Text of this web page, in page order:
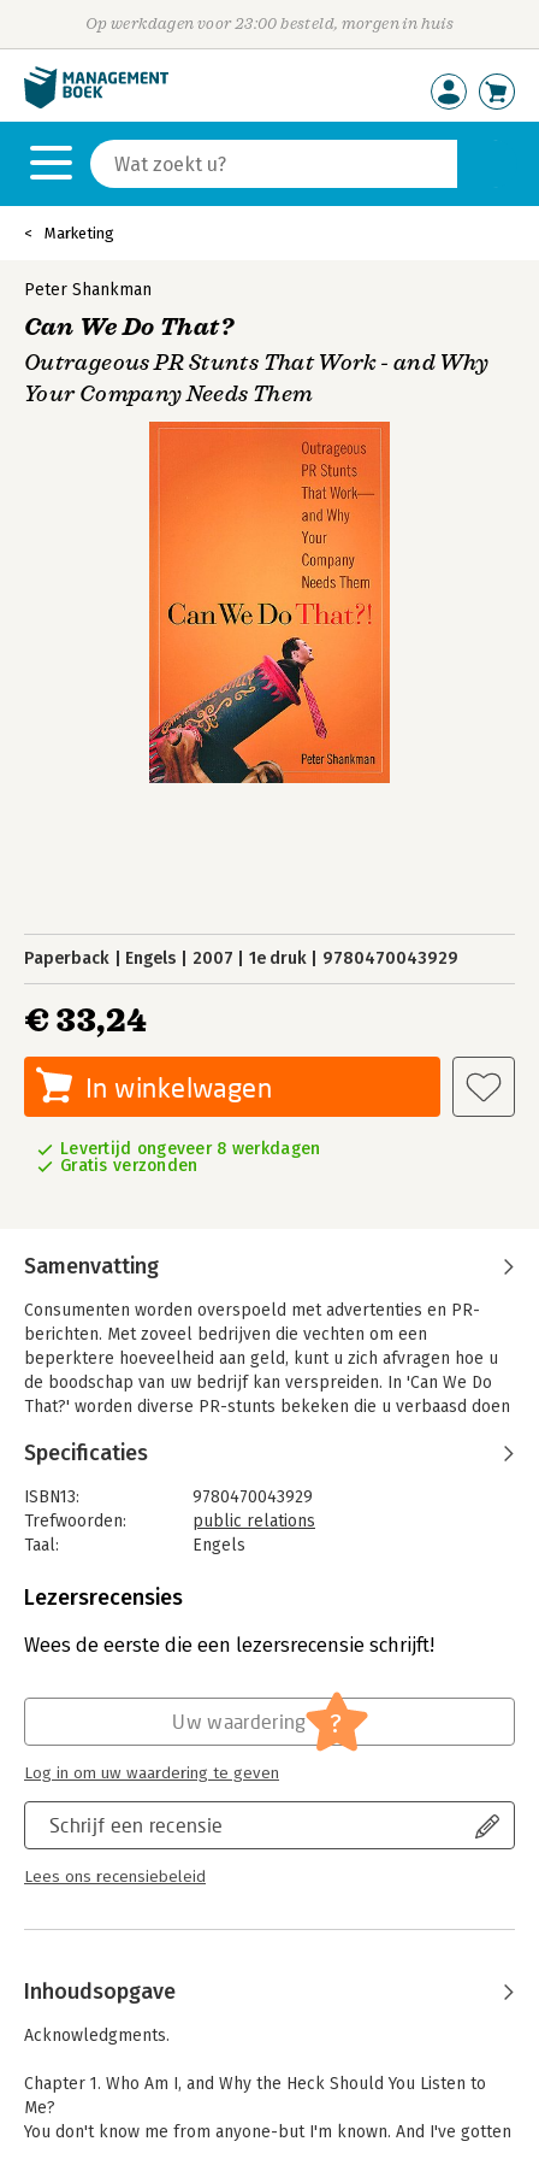
Op werkdagen voor 23:00 besteld, morgen in huis
Marketing
Peter Shankman
Can We Do That?
Outrageous PR Stunts That Work - and Why
Your Company Needs Them
Paperback Engels 2007 1e druk 9780470043929
€ 33,24
In winkelwagen
Levertijd ongeveer 8 werkdagen
Gratis verzonden
Samenvatting
Consumenten worden overspoeld met advertenties en PR-
berichten. Met zoveel bedrijven die vechten om een
beperktere hoeveelheid aan geld, kunt u zich afvragen hoe u
de boodschap van uw bedrijf kan verspreiden. In 'Can We Do
That?' worden diverse PR-stunts bekeken die u verbaasd doen
manieren te vinden om uw bedrijf niet onopgemerkt te laten.
PR goeroe Peter Shankman beschrijft een aantal van de meest
bizarre, buitensporige en soms rare PR-stunts aller tijden. 'Can
We Do That?' laat zien hoe u zelf een effectieve PR-campagne
Specificaties
ISBN13:
9780470043929
Trefwoorden:
public relations
Taal:
Engels
Aantal pagina's:
Druk:
1
Lezersrecensies
Wees de eerste die een lezersrecensie schrijft!
Schrijf een recensie
Lees ons recensiebeleid
Uw waardering ?
Log in om uw waardering te geven
Inhoudsopgave
Acknowledgments.
Chapter 1. Who Am I, and Why the Heck Should You Listen to
Me?
You don't know me from anyone-but I'm known. And I've gotten